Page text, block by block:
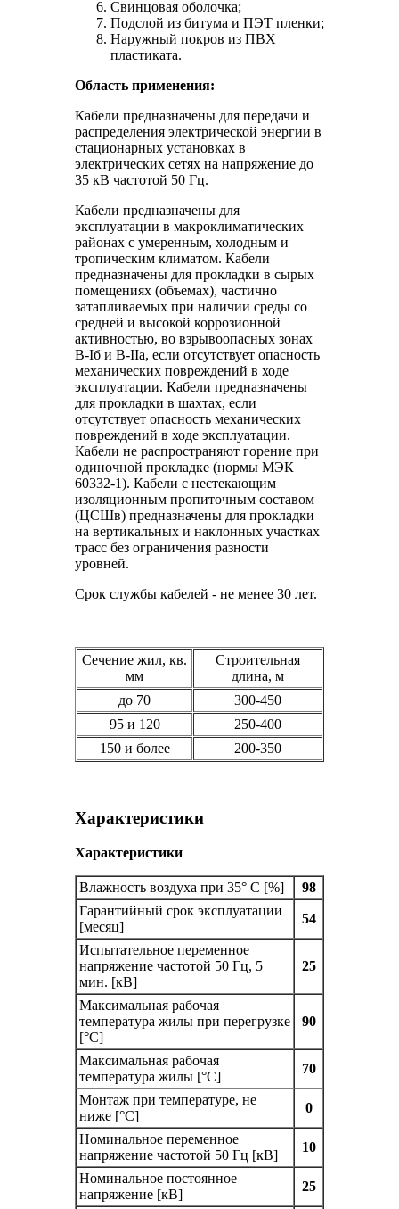
Свинцовая оболочка;
Подслой из битума и ПЭТ пленки;
Наружный покров из ПВХ
пластиката.
Область применения:
Кабели предназначены для передачи и
распределения электрической энергии в
стационарных установках в
электрических сетях на напряжение до
35 кВ частотой 50 Гц.
Кабели предназначены для
эксплуатации в макроклиматических
районах с умеренным, холодным и
тропическим климатом. Кабели
предназначены для прокладки в сырых
помещениях (объемах), частично
затапливаемых при наличии среды со
средней и высокой коррозионной
активностью, во взрывоопасных зонах
В-Iб и В-IIа, если отсутствует опасность
механических повреждений в ходе
эксплуатации. Кабели предназначены
для прокладки в шахтах, если
отсутствует опасность механических
повреждений в ходе эксплуатации.
Кабели не распространяют горение при
одиночной прокладке (нормы МЭК
60332-1). Кабели с нестекающим
изоляционным пропиточным составом
(ЦСШв) предназначены для прокладки
на вертикальных и наклонных участках
трасс без ограничения разности
уровней.
Срок службы кабелей - не менее 30 лет.
Сечение жил, кв.
мм
Строительная
длина, м
до 70
300-450
95 и 120
250-400
150 и более
200-350
Характеристики
Характеристики
Влажность воздуха при 35° C [%]
98
Гарантийный срок эксплуатации
[месяц]
54
Испытательное переменное
напряжение частотой 50 Гц, 5
мин. [кВ]
25
Максимальная рабочая
температура жилы при перегрузке
[°С]
90
Максимальная рабочая
температура жилы [°С]
70
Монтаж при температуре, не
ниже [°C]
0
Номинальное переменное
напряжение частотой 50 Гц [кВ]
10
Номинальное постоянное
напряжение [кВ]
25